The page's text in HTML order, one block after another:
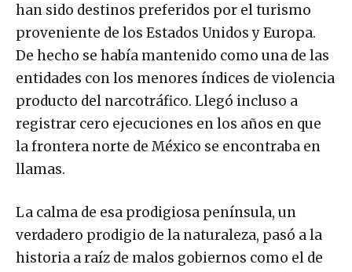
han sido destinos preferidos por el turismo
proveniente de los Estados Unidos y Europa.
De hecho se había mantenido como una de las
entidades con los menores índices de violencia
producto del narcotráfico. Llegó incluso a
registrar cero ejecuciones en los años en que
la frontera norte de México se encontraba en
llamas.
La calma de esa prodigiosa península, un
verdadero prodigio de la naturaleza, pasó a la
historia a raíz de malos gobiernos como el de